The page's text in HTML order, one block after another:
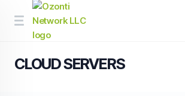
CLOUD SERVERS